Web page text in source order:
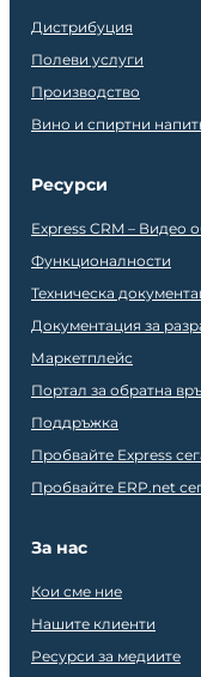
Дистрибуция
Полеви услуги
Производство
Вино и спиртни
Ресурси
Express CRM – Видео
Функционалности
Техническа
Документация за
Маркетплейс
Портал за обратна
Поддръжка
Пробвайте Express
Пробвайте ERP.net
За нас
Кои сме ние
Нашите клиенти
Ресурси за медиите